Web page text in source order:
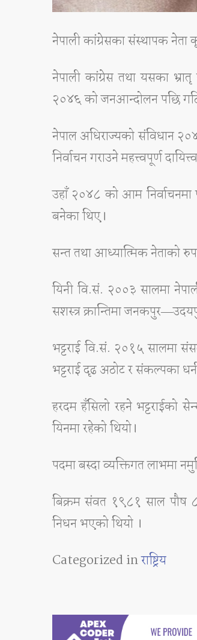
नेपाली कांग्रेसका संस्थापक
नेपाली कांग्रेस तथा यसका
२०४६ को जनआन्दोलन पछि गठित
नेपाल अधिराज्यको संविधान
निर्वाचन गराउने महत्त्वपूर्ण
उहाँ २०४८ को आम निर्वाचनमा
बनेका थिए।
सन्त तथा आध्यात्मिक नेताको
यिनी वि.सं. २००३ सालमा
सशस्त्र क्रान्तिमा
भट्टराई वि.सं. २०१५ सालमा
भट्टराई दृढ अठोट र संकल्पका
हरदम हँसिलो रहने भट्टराईको
यिनमा रहेको थियो।
पदमा बस्दा व्यक्तिगत लाभमा
बिक्रम संवत १९८१ साल पौष
निधन भएको थियो ।
Categorized inराष्ट्रिय